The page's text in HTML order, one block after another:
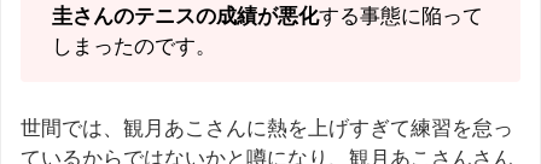
圭さんのテニスの成績が悪化する事態に陥って
しまったのです。
世間では、観月あこさんに熱を上げすぎて練習を怠っ
ているからではないかと噂になり、観月あこさんさん